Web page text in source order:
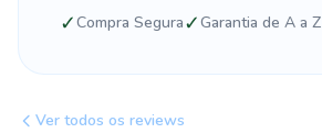
✓Compra Segura✓Garantia de A a Z
Ver todos os reviews